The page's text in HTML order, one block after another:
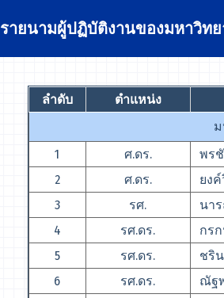
รายนามผู้ปฏิบัติงานของมหาวิท
ลำดับ
ตำแหน่ง
1
ศ.ดร.
พร
2
ศ.ดร.
ยง
3
รศ.
นา
4
รศ.ดร.
กร
5
รศ.ดร.
ชริ
6
รศ.ดร.
ณัฐ